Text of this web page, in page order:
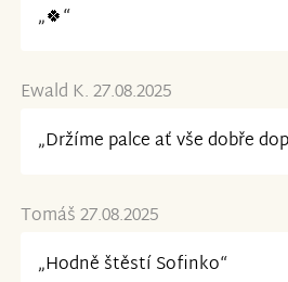
„🍀“
Ewald K. 27.08.2025
„Držíme palce ať vše dobře
Tomáš 27.08.2025
„Hodně štěstí Sofinko“